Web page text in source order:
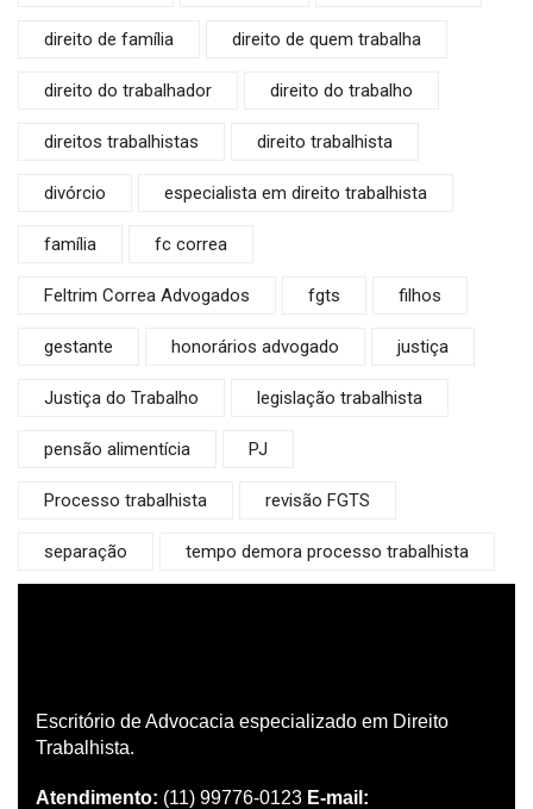
direito de família direito de quem trabalha
direito do trabalhador direito do trabalho
direitos trabalhistas direito trabalhista
divórcio especialista em direito trabalhista
família fc correa
Feltrim Correa Advogados fgts filhos
gestante honorários advogado justiça
Justiça do Trabalho legislação trabalhista
pensão alimentícia PJ
Processo trabalhista revisão FGTS
separação tempo demora processo trabalhista
Escritório de Advocacia especializado em Direito
Trabalhista.
Atendimento: (11) 99776-0123 E-mail: